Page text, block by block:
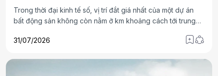
Trong thời đại kinh tế số, vị trí đắt giá nhất của một dự án
bất động sản không còn nằm ở km khoảng cách tới trung
31/07/2026